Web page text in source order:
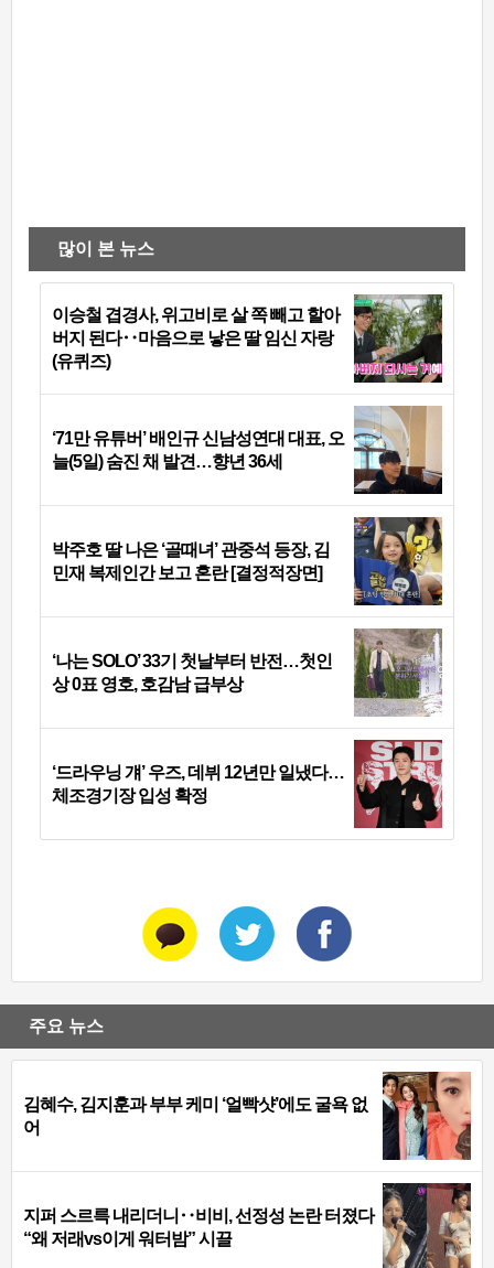
많이 본 뉴스
이승철 겹경사, 위고비로 살 쪽 빼고 할아
버지 된다‥마음으로 낳은 딸 임신 자랑
(유퀴즈)
‘71만 유튜버’ 배인규 신남성연대 대표, 오
늘(5일) 숨진 채 발견…향년 36세
박주호 딸 나은 ‘골때녀’ 관중석 등장, 김
민재 복제인간 보고 혼란 [결정적장면]
‘나는 SOLO’ 33기 첫날부터 반전…첫인
상 0표 영호, 호감남 급부상
‘드라우닝 걔’ 우즈, 데뷔 12년만 일냈다…
체조경기장 입성 확정
주요 뉴스
김혜수, 김지훈과 부부 케미 ‘얼빡샷’에도 굴욕 없
어
지퍼 스르륵 내리더니‥비비, 선정성 논란 터졌다
“왜 저래vs이게 워터밤” 시끌